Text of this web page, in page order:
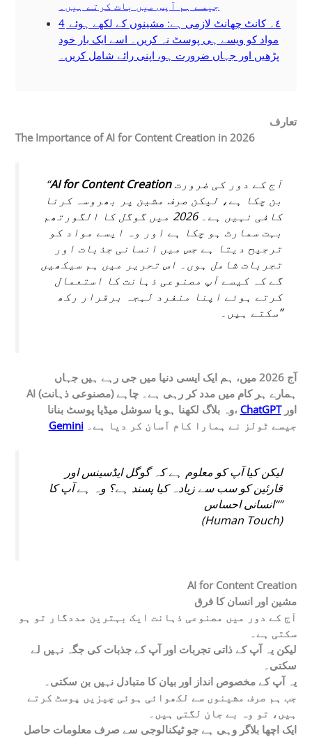
جیسے ہم آپس میں بات کرتے ہیں۔
4 ٤۔ کانٹ چھانٹ لازمی ہے: مشینوں کے لکھے ہوئے
مواد کو ویسے ہی پوسٹ نہ کریں۔ اسے ایک بار خود
پڑھیں اور جہاں ضرورت ہو، اپنی رائے شامل کریں۔
تعارف
The Importance of AI for Content Creation in 2026
“AI for Content Creationآج کے دور کی ضرورت
بن چکا ہے، لیکن صرف مشین پر بھروسہ کرنا
کافی نہیں ہے۔ 2026 میں گوگل کا الگورتھم
بہت سمارٹ ہو چکا ہے اور وہ ایسے مواد کو
ترجیح دیتا ہے جس میں انسانی جذبات اور
تجربات شامل ہوں۔ اس تحریر میں ہم سیکھیں
گے کہ کیسے آپ مصنوعی ذہانت کا استعمال
کرتے ہوئے اپنا منفرد لہجہ برقرار رکھ
سکتے ہیں۔”
آج 2026 میں، ہم ایک ایسی دنیا میں جی رہے ہیں جہاں
AI (مصنوعی ذہانت) ہمارے ہر کام میں مدد کر رہی ہے۔ چاہے
وہ بلاگ لکھنا ہو یا سوشل میڈیا پوسٹ بنانا، ChatGPT اور
Gemini جیسے ٹولز نے ہمارا کام آسان کر دیا ہے۔
لیکن کیا آپ کو معلوم ہے کہ گوگل ایڈسینس اور
قارئین کو سب سے زیادہ کیا پسند ہے؟ وہ ہے آپ کا
“انسانی احساس”
(Human Touch)
AI for Content Creation
مشین اور انسان کا فرق
آج کے دور میں مصنوعی ذہانت ایک بہترین مددگار تو ہو
سکتی ہے۔
لیکن یہ آپ کے ذاتی تجربات اور آپ کے جذبات کی جگہ نہیں لے
سکتی۔
یہ آپ کے مخصوص انداز اور بیان کا متبادل نہیں بن سکتی۔
جب ہم صرف مشینوں سے لکھوائی ہوئی چیزیں پوسٹ کرتے
ہیں، تو وہ بے جان لگتی ہیں۔
ایک اچھا بلاگر وہی ہے جو ٹیکنالوجی سے صرف معلومات حاصل